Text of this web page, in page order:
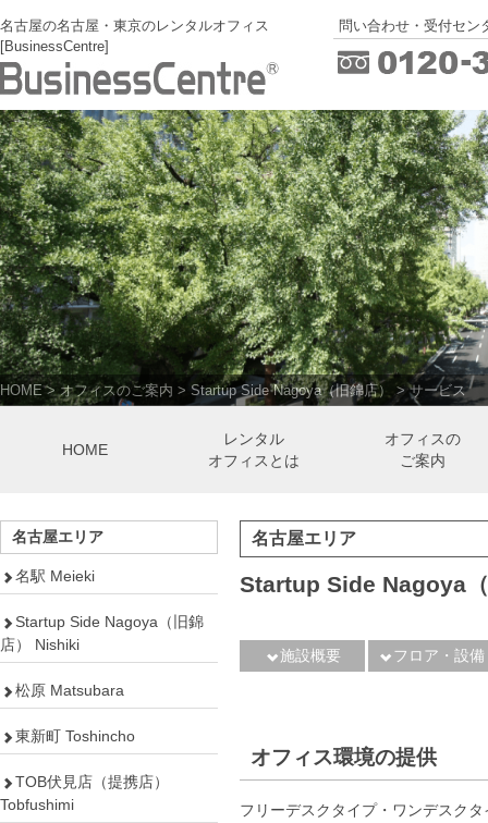
名古屋の名古屋・東京のレンタルオフィス
[BusinessCentre]
問い合わせ・受付セン
HOME>オフィスのご案内 > Startup Side Nagoya（旧錦店） >サービス
HOME
レンタル
オフィスとは
オフィスの
ご案内
名古屋エリア
Startup Side Nagoya
施設概要 フロア・設備
オフィス環境の提供
フリーデスクタイプ・ワンデスク
名古屋エリア
名駅 Meieki
Startup Side Nagoya（旧錦
店） Nishiki
松原 Matsubara
東新町 Toshincho
TOB伏見店（提携店）
Tobfushimi